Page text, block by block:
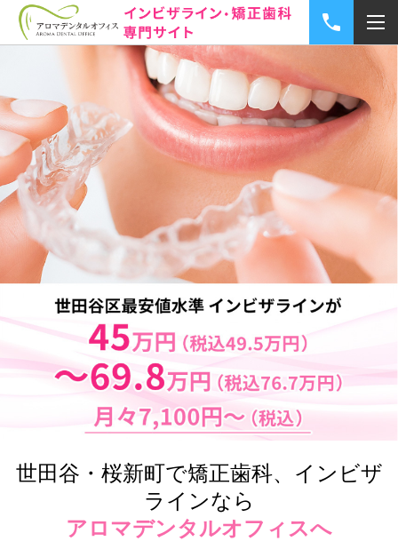
世田谷・桜新町で矯正歯科、インビザ
ラインなら
アロマデンタルオフィスへ